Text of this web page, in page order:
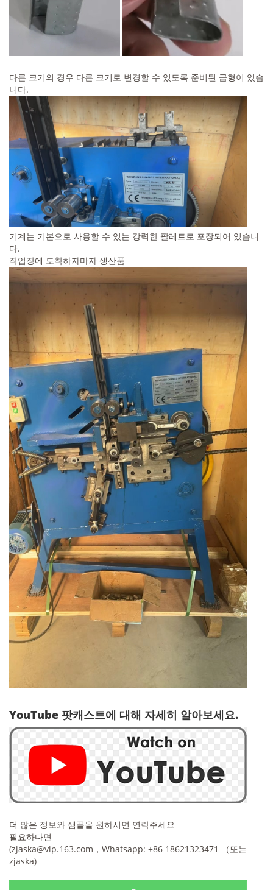
다른 크기의 경우 다른 크기로 변경할 수 있도록 준비된 금형이 있습
니다.
기계는 기본으로 사용할 수 있는 강력한 팔레트로 포장되어 있습니
다.
작업장에 도착하자마자 생산품
YouTube 팟캐스트에 대해 자세히 알아보세요.
더 많은 정보와 샘플을 원하시면 연락주세요
필요하다면
(zjaska@vip.163.com ，Whatsapp: +86 18621323471 （또는
zjaska)